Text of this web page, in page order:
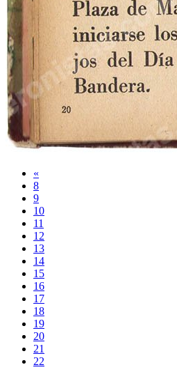
«
8
9
10
11
12
13
14
15
16
17
18
19
20
21
22